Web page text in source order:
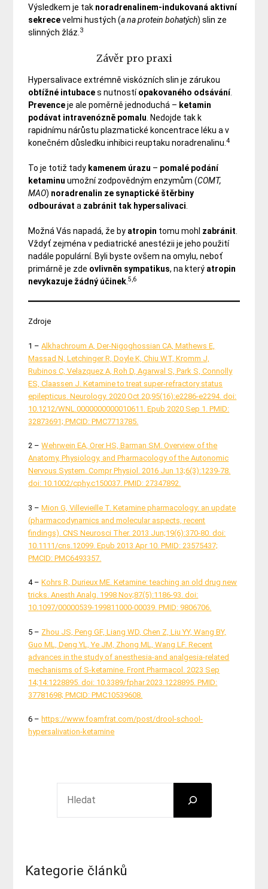
Výsledkem je tak noradrenalinem-indukovaná aktivní
sekrecevelmi hustých (a na protein bohatých) slin ze
slinných žláz. 3
Závěr pro praxi
Hypersalivace extrémně viskózních slin je zárukou
obtížné intubaces nutnostíopakovaného odsávání.
Prevenceje ale poměrně jednoduchá – ketamin
podávat intravenózně pomalu . Nedojde tak k
rapidnímu nárůstu plazmatické koncentrace léku a v
konečném důsledku inhibici reuptaku noradrenalinu.4
To je totiž tady kamenem úrazu – pomalé podání
ketaminu umožní zodpovědným enzymům (COMT,
MAO) noradrenalin ze synaptické štěrbiny
odbourávat a zabránit tak hypersalivaci
Možná Vás napadá, že by atropin tomu mohl zabránit
Vždyť zejména v pediatrické anestézii je jeho použití
nadále populární. Byli byste ovšem na omylu, neboť
primárně je zde ovlivněn sympatikus, na který atropin
nevykazuje žádný účinek.5,6
Zdroje
1 –Alkhachroum A, Der-Nigoghossian CA, Mathews E,
Massad N, Letchinger R, Doyle K, Chiu WT, Kromm J,
Rubinos C, Velazquez A, Roh D, Agarwal S, Park S, Connolly
ES, Claassen J. Ketamine to treat super-refractory status
epilepticus. Neurology. 2020 Oct 20;95(16):e2286-e2294. doi:
10.1212/WNL.0000000000010611. Epub 2020 Sep 1. PMID:
32873691; PMCID: PMC7713785.
2 –Wehrwein EA, Orer HS, Barman SM. Overview of the
Anatomy, Physiology, and Pharmacology of the Autonomic
Nervous System. Compr Physiol. 2016 Jun 13;6(3):1239-78.
doi: 10.1002/cphy.c150037. PMID: 27347892.
3 –Mion G, Villevieille T. Ketamine pharmacology: an update
(pharmacodynamics and molecular aspects, recent
findings). CNS Neurosci Ther. 2013 Jun;19(6):370-80. doi:
10.1111/cns.12099. Epub 2013 Apr 10. PMID: 23575437;
PMCID: PMC6493357.
4 –Kohrs R, Durieux ME. Ketamine: teaching an old drug new
tricks. Anesth Analg. 1998 Nov;87(5):1186-93. doi:
10.1097/00000539-199811000-00039. PMID: 9806706.
5 – Zhou JS, Peng GF, Liang WD, Chen Z, Liu YY, Wang BY,
Guo ML, Deng YL, Ye JM, Zhong ML, Wang LF. Recent
advances in the study of anesthesia-and analgesia-related
mechanisms of S-ketamine. Front Pharmacol. 2023 Sep
14;14:1228895. doi: 10.3389/fphar.2023.1228895. PMID:
37781698; PMCID: PMC10539608.
6 – https://www.foamfrat.com/post/drool-school-
hypersalivation-ketamine
Kategorie článků